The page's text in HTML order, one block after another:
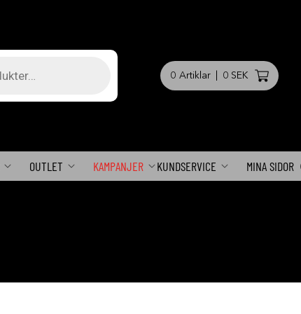
0 Artiklar 0 SEK
OUTLET KAMPANJER KUNDSERVICE MINA SIDOR